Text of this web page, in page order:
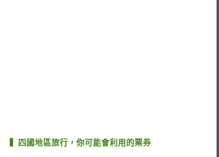
▍四國地區旅行，你可能會利用的票券